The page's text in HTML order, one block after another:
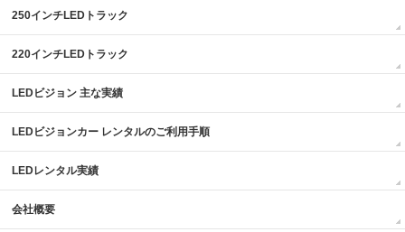
250インチLEDトラック
220インチLEDトラック
LEDビジョン 主な実績
LEDビジョンカー レンタルのご利用手順
LEDレンタル実績
会社概要